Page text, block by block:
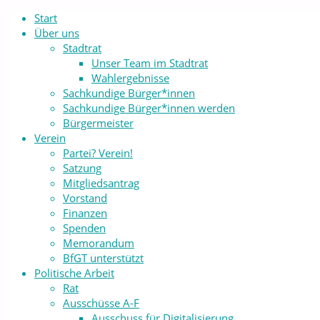
Start
Über uns
Stadtrat
Unser Team im Stadtrat
Wahlergebnisse
Sachkundige Bürger*innen
Sachkundige Bürger*innen werden
Bürgermeister
Verein
Partei? Verein!
Satzung
Mitgliedsantrag
Vorstand
Finanzen
Spenden
Memorandum
BfGT unterstützt
Politische Arbeit
Rat
Ausschüsse A-F